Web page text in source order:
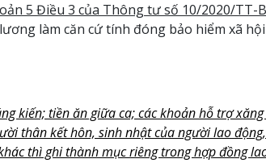
5 Điều 3 của Thông tư số 10/2020/TT-
làm căn cứ tính đóng bảo hiểm xã
kiến; tiền ăn giữa ca; các khoản hỗ trợ
thân kết hôn, sinh nhật của người lao
thì ghi thành mục riêng trong hợp đồng